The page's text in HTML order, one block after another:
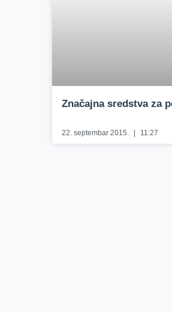
Značajna sredstva za
22. septembar 2015. 11:27